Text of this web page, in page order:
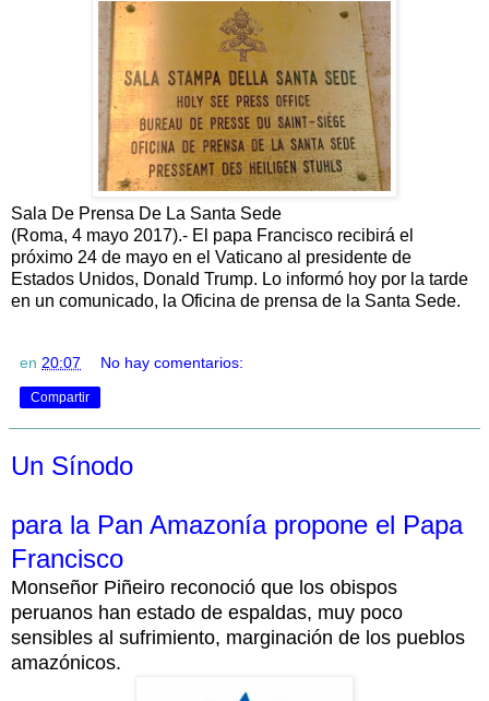
Sala De Prensa De La Santa Sede
(Roma, 4 mayo 2017).- El papa Francisco recibirá el
próximo 24 de mayo en el Vaticano al presidente de
Estados Unidos, Donald Trump. Lo informó hoy por la tarde
en un comunicado, la Oficina de prensa de la Santa Sede.
en 20:07 No hay comentarios:
Compartir
Un Sínodo
para la Pan Amazonía propone el Papa
Francisco
Monseñor Piñeiro reconoció que los obispos
peruanos han estado de espaldas, muy poco
sensibles al sufrimiento, marginación de los pueblos
amazónicos.